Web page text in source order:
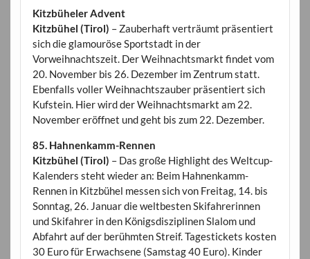
Kitzbüheler Advent
Kitzbühel (Tirol) – Zauberhaft verträumt präsentiert
sich die glamouröse Sportstadt in der
Vorweihnachtszeit. Der Weihnachtsmarkt findet vom
20. November bis 26. Dezember im Zentrum statt.
Ebenfalls voller Weihnachtszauber präsentiert sich
Kufstein. Hier wird der Weihnachtsmarkt am 22.
November eröffnet und geht bis zum 22. Dezember.
85. Hahnenkamm-Rennen
Kitzbühel (Tirol) – Das große Highlight des Weltcup-
Kalenders steht wieder an: Beim Hahnenkamm-
Rennen in Kitzbühel messen sich von Freitag, 14. bis
Sonntag, 26. Januar die weltbesten Skifahrerinnen
und Skifahrer in den Königsdisziplinen Slalom und
Abfahrt auf der berühmten Streif. Tagestickets kosten
30 Euro für Erwachsene (Samstag 40 Euro). Kinder